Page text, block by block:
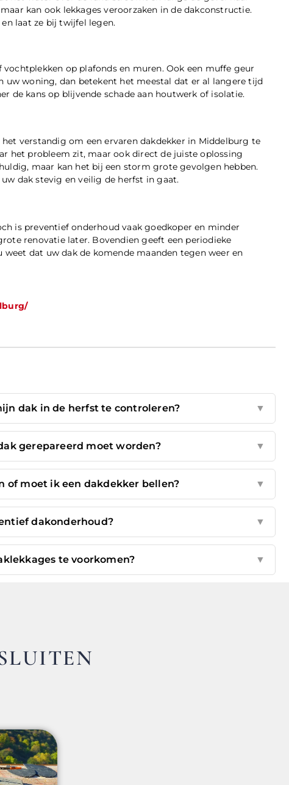
kan ook lekkages veroorzaken in de dakconstructie.
laat ze bij twijfel legen.
op plafonds en muren. Ook een muffe geur
uw woning, dan betekent het meestal dat er al langere tijd
de kans op blijvende schade aan houtwerk of isolatie.
verstandig om een ervaren dakdekker in Middelburg te
het probleem zit, maar ook direct de juiste oplossing
maar kan het bij een storm grote gevolgen hebben.
dak stevig en veilig de herfst in gaat.
is preventief onderhoud vaak goedkoper en minder
renovatie later. Bovendien geeft een periodieke
weet dat uw dak de komende maanden tegen weer en
dak in de herfst te controleren? ▼
gerepareerd moet worden? ▼
of moet ik een dakdekker bellen? ▼
dakonderhoud? ▼
te voorkomen? ▼